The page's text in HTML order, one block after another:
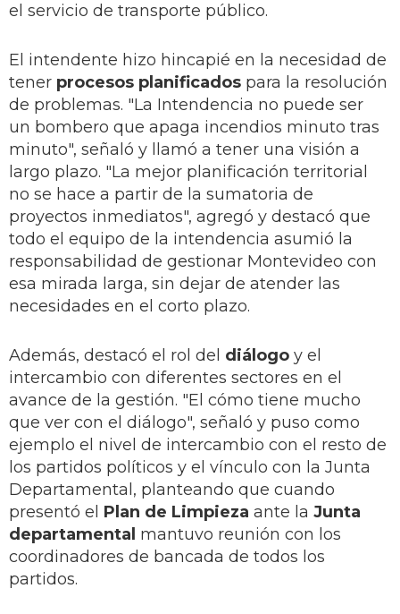
el servicio de transporte público.
El intendente hizo hincapié en la necesidad de
tener procesos planificados para la resolución
de problemas. "La Intendencia no puede ser
un bombero que apaga incendios minuto tras
minuto", señaló y llamó a tener una visión a
largo plazo. "La mejor planificación territorial
no se hace a partir de la sumatoria de
proyectos inmediatos", agregó y destacó que
todo el equipo de la intendencia asumió la
responsabilidad de gestionar Montevideo con
esa mirada larga, sin dejar de atender las
necesidades en el corto plazo.
Además, destacó el rol del diálogo y el
intercambio con diferentes sectores en el
avance de la gestión. "El cómo tiene mucho
que ver con el diálogo", señaló y puso como
ejemplo el nivel de intercambio con el resto de
los partidos políticos y el vínculo con la Junta
Departamental, planteando que cuando
presentó el Plan de Limpieza ante la Junta
departamental mantuvo reunión con los
coordinadores de bancada de todos los
partidos.